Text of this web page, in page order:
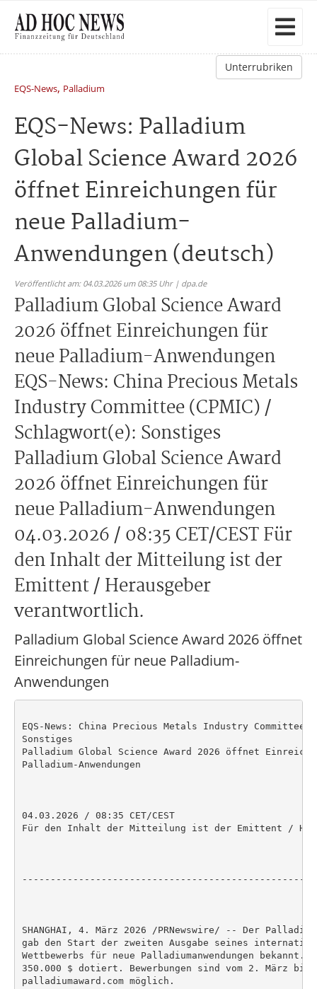
Unterrubriken
EQS-News, Palladium
EQS-News: Palladium
Global Science Award 2026
öffnet Einreichungen für
neue Palladium-
Anwendungen (deutsch)
Veröffentlicht am: 04.03.2026 um 08:35 Uhr | dpa.de
Palladium Global Science Award
2026 öffnet Einreichungen für
neue Palladium-Anwendungen
EQS-News: China Precious Metals
Industry Committee (CPMIC) /
Schlagwort(e): Sonstiges
Palladium Global Science Award
2026 öffnet Einreichungen für
neue Palladium-Anwendungen
04.03.2026 / 08:35 CET/CEST Für
den Inhalt der Mitteilung ist der
Emittent / Herausgeber
verantwortlich.
Palladium Global Science Award 2026 öffnet
Einreichungen für neue Palladium-
Anwendungen
EQS-News: China Precious Metals Industry Committee
Sonstiges
Palladium Global Science Award 2026 öffnet
Palladium-Anwendungen
04.03.2026 / 08:35 CET/CEST
Für den Inhalt der Mitteilung ist der Emittent /
SHANGHAI, 4. März 2026 /PRNewswire/ -- Der
gab den Start der zweiten Ausgabe seines
Wettbewerbs für neue Palladiumanwendungen
350.000 $ dotiert. Bewerbungen sind vom 2. März
palladiumaward.com möglich.